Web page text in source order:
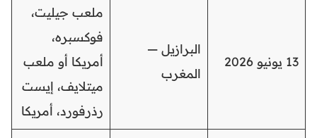
13 يونيو 2026
البرازيل —
المغرب
ملعب جيليت،
فوكسبره،
أمريكا أو ملعب
ميتلايف، إيست
رذرفورد، أمريكا